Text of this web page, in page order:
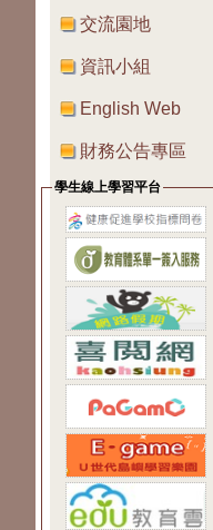
交流園地
資訊小組
English Web
財務公告專區
學生線上學習平台